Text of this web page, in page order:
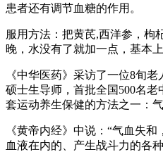
患者还有调节血糖的作用。
服用方法：把黄芪,西洋参，枸
晚，水没有了就加一点，基本
《中华医药》采访了一位8旬
硕士生导师，首批全国500名
套运动养生保健的方法之一：
《黄帝内经》中说：“气血失
血液在内的、产生战斗力的各